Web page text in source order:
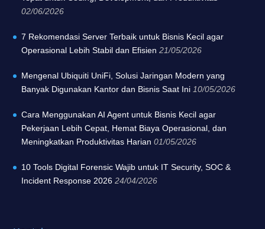
02/06/2026
7 Rekomendasi Server Terbaik untuk Bisnis Kecil agar
Operasional Lebih Stabil dan Efisien 21/05/2026
Mengenal Ubiquiti UniFi, Solusi Jaringan Modern yang
Banyak Digunakan Kantor dan Bisnis Saat Ini 10/05/2026
Cara Menggunakan AI Agent untuk Bisnis Kecil agar
Pekerjaan Lebih Cepat, Hemat Biaya Operasional, dan
Meningkatkan Produktivitas Harian 01/05/2026
10 Tools Digital Forensic Wajib untuk IT Security, SOC &
Incident Response 2026 24/04/2026